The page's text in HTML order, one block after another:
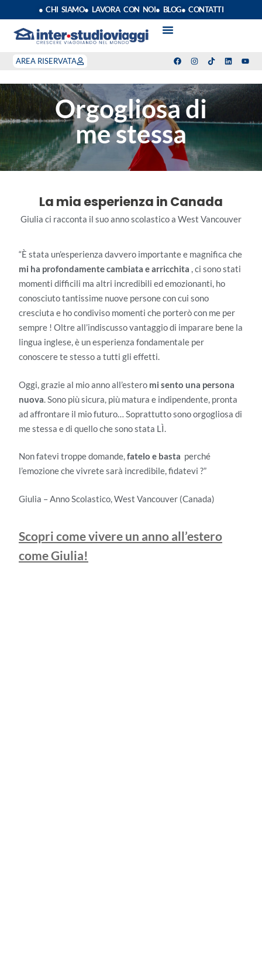
● CHI SIAMO● LAVORA CON NOI● BLOG● CONTATTI
AREA RISERVATA
Orgogliosa di
me stessa
La mia esperienza in Canada
Giulia ci racconta il suo anno scolastico a West Vancouver
“È stata un’esperienza davvero importante e magnifica che
mi ha profondamente cambiata e arricchita , ci sono stati
momenti difficili ma altri incredibili ed emozionanti, ho
conosciuto tantissime nuove persone con cui sono
cresciuta e ho condiviso momenti che porterò con me per
sempre ! Oltre all’indiscusso vantaggio di imparare bene la
lingua inglese, è un esperienza fondamentale per
conoscere te stesso a tutti gli effetti.
Oggi, grazie al mio anno all’estero mi sento una persona
nuova. Sono più sicura, più matura e indipendente, pronta
ad affrontare il mio futuro… Soprattutto sono orgogliosa di
me stessa e di quello che sono stata LÌ.
Non fatevi troppe domande,fatelo e basta perché
l’emozione che vivrete sarà incredibile, fidatevi ?”
Giulia – Anno Scolastico, West Vancouver (Canada)
Scopri come vivere un anno all’estero
come Giulia!